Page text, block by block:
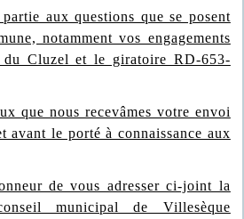
aux questions que se posent
notamment vos engagements
du Cluzel et le giratoire RD-653-
que nous recevâmes votre envoi
avant le porté à connaissance aux
de vous adresser ci-joint la
municipal de Villesèque